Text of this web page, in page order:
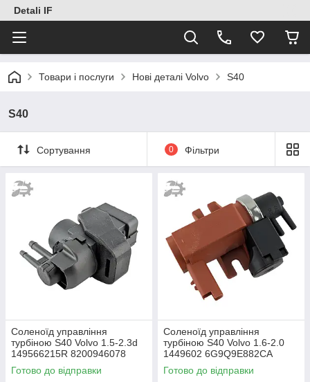
Detali IF
Товари і послуги Нові деталі Volvo S40
S40
Сортування 0 Фільтри
Cоленоїд управління
турбіною S40 Volvo 1.5-2.3d
149566215R 8200946078
1495600Q1G
Готово до відправки
Cоленоїд управління
турбіною S40 Volvo 1.6-2.0
1449602 6G9Q9E882CA
30650769 31216025
Готово до відправки